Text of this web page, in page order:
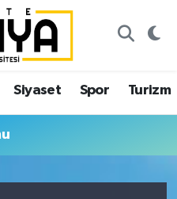
Siyaset Spor Turizm
Haritası
ve Fikstür